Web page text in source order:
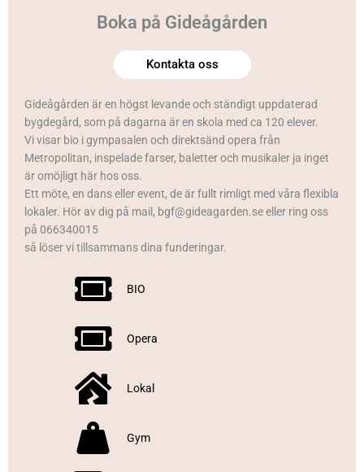
Boka på Gideågården
Kontakta oss
Gideågården är en högst levande och ständigt uppdaterad
bygdegård, som på dagarna är en skola med ca 120 elever.
Vi visar bio i gympasalen och direktsänd opera från
Metropolitan, inspelade farser, baletter och musikaler ja inget
är omöjligt här hos oss.
Ett möte, en dans eller event, de är fullt rimligt med våra flexibla
lokaler. Hör av dig på mail, bgf@gideagarden.se eller ring oss
på 066340015
så löser vi tillsammans dina funderingar.
BIO
Opera
Lokal
Gym